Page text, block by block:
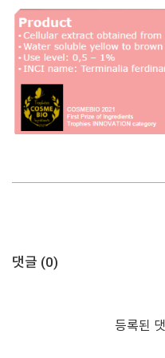
댓글 (0)
등록된